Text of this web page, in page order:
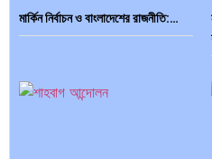
মার্কিন নির্বাচন ও বাংলাদেশের রাজনীতি:…